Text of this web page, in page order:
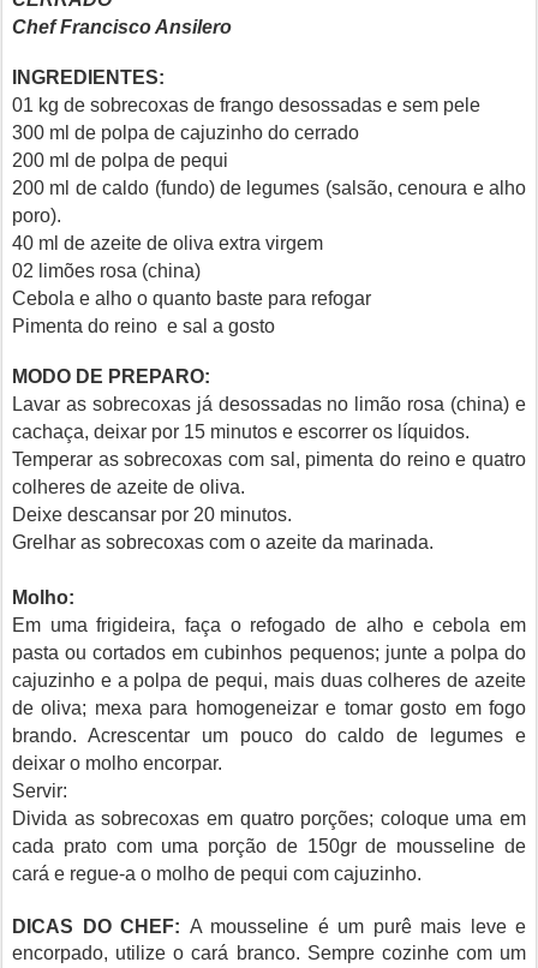
Chef Francisco Ansilero
INGREDIENTES:
01 kg de sobrecoxas de frango desossadas e sem pele
300 ml de polpa de cajuzinho do cerrado
200 ml de polpa de pequi
200 ml de caldo (fundo) de legumes (salsão, cenoura e alho
poro).
40 ml de azeite de oliva extra virgem
02 limões rosa (china)
Cebola e alho o quanto baste para refogar
Pimenta do reino e sal a gosto
MODO DE PREPARO:
Lavar as sobrecoxas já desossadas no limão rosa (china) e
cachaça, deixar por 15 minutos e escorrer os líquidos.
Temperar as sobrecoxas com sal, pimenta do reino e quatro
colheres de azeite de oliva.
Deixe descansar por 20 minutos.
Grelhar as sobrecoxas com o azeite da marinada.
Molho:
Em uma frigideira, faça o refogado de alho e cebola em
pasta ou cortados em cubinhos pequenos; junte a polpa do
cajuzinho e a polpa de pequi, mais duas colheres de azeite
de oliva; mexa para homogeneizar e tomar gosto em fogo
brando. Acrescentar um pouco do caldo de legumes e
deixar o molho encorpar.
Servir:
Divida as sobrecoxas em quatro porções; coloque uma em
cada prato com uma porção de 150gr de mousseline de
cará e regue-a o molho de pequi com cajuzinho.
DICAS DO CHEF: A mousseline é um purê mais leve e
encorpado, utilize o cará branco. Sempre cozinhe com um